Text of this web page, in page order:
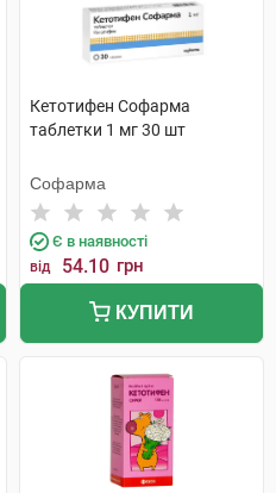
Кетотифен Софарма
таблетки 1 мг 30 шт
Софарма
Є в наявності
від 54.10 грн
КУПИТИ